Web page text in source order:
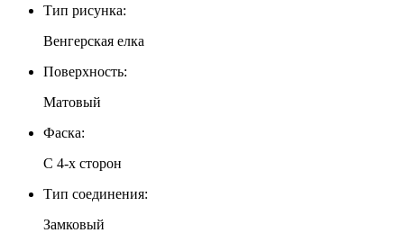
Тип рисунка:
Венгерская елка
Поверхность:
Матовый
Фаска:
С 4-х сторон
Тип соединения:
Замковый